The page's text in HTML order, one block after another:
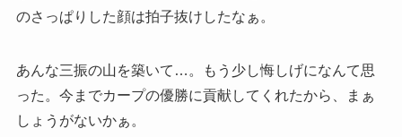
のさっぱりした顔は拍子抜けしたなぁ。
あんな三振の山を築いて…。もう少し悔しげになんて思
った。今までカープの優勝に貢献してくれたから、まぁ
しょうがないかぁ。